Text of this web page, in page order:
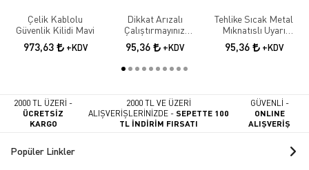
Çelik Kablolu
Güvenlik Kilidi Mavi
973,63 +KDV
Dikkat Arızalı
Çalıştırmayınız
Mıknatıslı Levha
95,36 +KDV
Tehlike Sıcak Metal
Mıknatıslı Uyarı
Levhası
95,36 +KDV
2000 TL ÜZERİ -
ÜCRETSİZ
KARGO
2000 TL VE ÜZERİ
ALIŞVERİŞLERİNİZDE -SEPETTE 100
TL İNDİRİM FIRSATI
GÜVENLİ -
ONLINE
ALIŞVERİŞ
Popüler Linkler